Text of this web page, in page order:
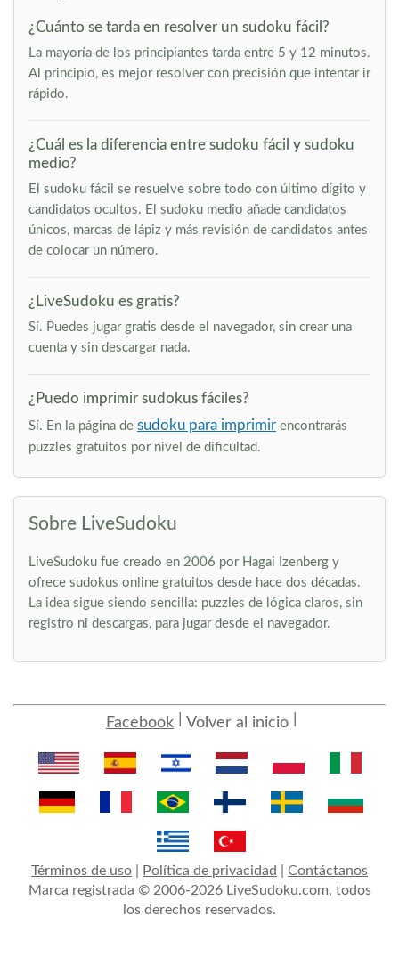
¿Cuánto se tarda en resolver un sudoku fácil?
La mayoría de los principiantes tarda entre 5 y 12 minutos.
Al principio, es mejor resolver con precisión que intentar ir
rápido.
¿Cuál es la diferencia entre sudoku fácil y sudoku
medio?
El sudoku fácil se resuelve sobre todo con último dígito y
candidatos ocultos. El sudoku medio añade candidatos
únicos, marcas de lápiz y más revisión de candidatos antes
de colocar un número.
¿LiveSudoku es gratis?
Sí. Puedes jugar gratis desde el navegador, sin crear una
cuenta y sin descargar nada.
¿Puedo imprimir sudokus fáciles?
Sí. En la página de sudoku para imprimir encontrarás
puzzles gratuitos por nivel de dificultad.
Sobre LiveSudoku
LiveSudoku fue creado en 2006 por Hagai Izenberg y
ofrece sudokus online gratuitos desde hace dos décadas.
La idea sigue siendo sencilla: puzzles de lógica claros, sin
registro ni descargas, para jugar desde el navegador.
Facebook Volver al inicio
Términos de uso Política de privacidad
Contáctanos
Marca registrada © 2006-2026 LiveSudoku.com, todos
los derechos reservados.